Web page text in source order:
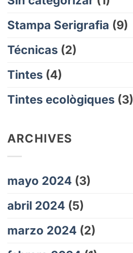
Stampa Serigrafia (9)
Técnicas (2)
Tintes (4)
Tintes ecològiques (3)
ARCHIVES
mayo 2024 (3)
abril 2024 (5)
marzo 2024 (2)